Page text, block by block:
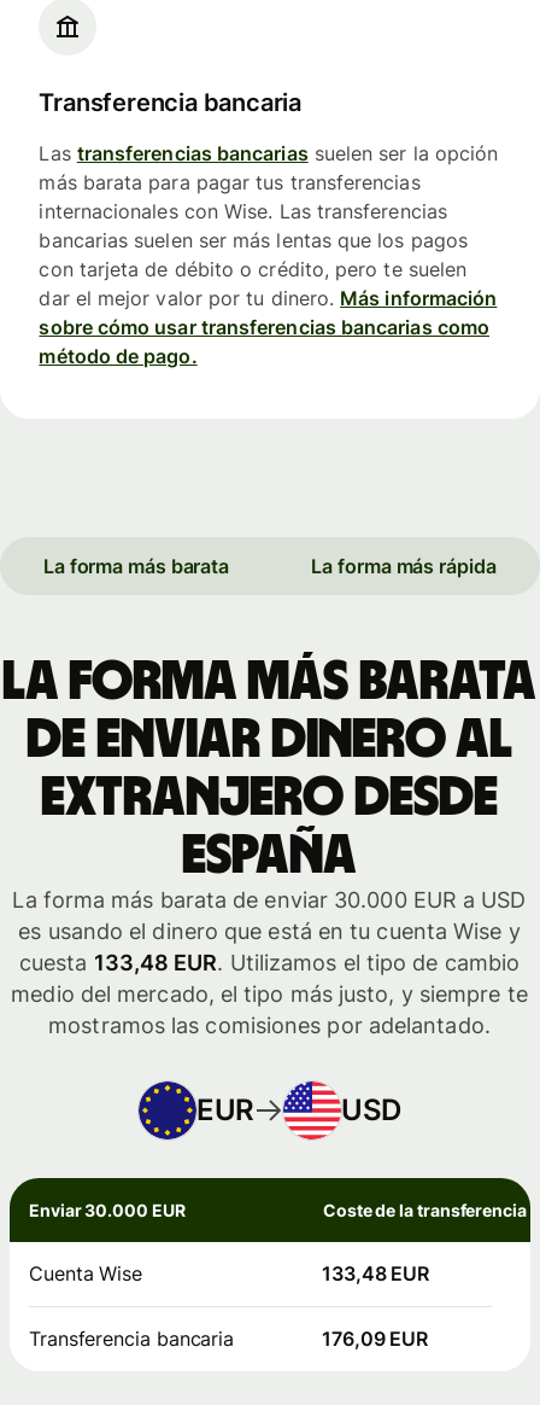
Transferencia bancaria
Las transferencias bancariassuelen ser la opción
más barata para pagar tus transferencias
internacionales con Wise. Las transferencias
bancarias suelen ser más lentas que los pagos
con tarjeta de débito o crédito, pero te suelen
dar el mejor valor por tu dinero. Más información
sobre cómo usar transferencias bancarias como
método de pago.
La forma más barata La forma más rápida
La forma más barata
de enviar dinero al
extranjero desde
España
La forma más barata de enviar 30.000 EUR a USD
es usando el dinero que está en tu cuenta Wise y
cuesta 133,48 EUR. Utilizamos el tipo de cambio
medio del mercado, el tipo más justo, y siempre te
mostramos las comisiones por adelantado.
EUR USD
Enviar 30.000 EUR Coste de la transferencia
Cuenta Wise 133,48 EUR
Transferencia bancaria 176,09 EUR